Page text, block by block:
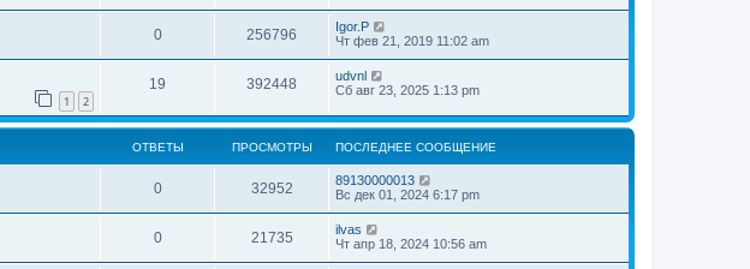
0 256796
Igor.P
Чт фев 21, 2019 11:02 am
1 2
19 392448
udvnl
Сб авг 23, 2025 1:13 pm
ОТВЕТЫ ПРОСМОТРЫ ПОСЛЕДНЕЕ СООБЩЕНИЕ
0 32952
89130000013
Вс дек 01, 2024 6:17 pm
0 21735
ilvas
Чт апр 18, 2024 10:56 am